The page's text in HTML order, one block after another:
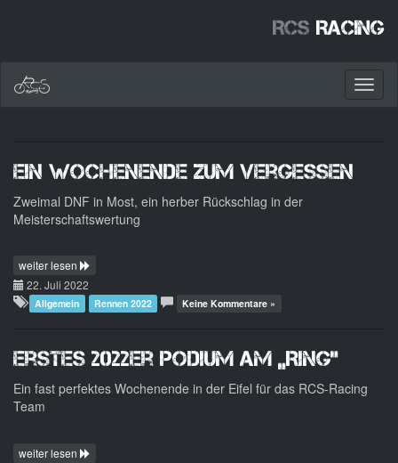
RCS Racing
Ein Wochenende zum Vergessen
Zweimal DNF in Most, ein herber Rückschlag in der
Meisterschaftswertung
weiter lesen
22. Juli 2022
Allgemein Rennen 2022 Keine Kommentare »
Erstes 2022er Podium am „Ring“
Ein fast perfektes Wochenende in der Eifel für das RCS-Racing
Team
weiter lesen